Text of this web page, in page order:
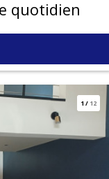
quotidien
1/ 12